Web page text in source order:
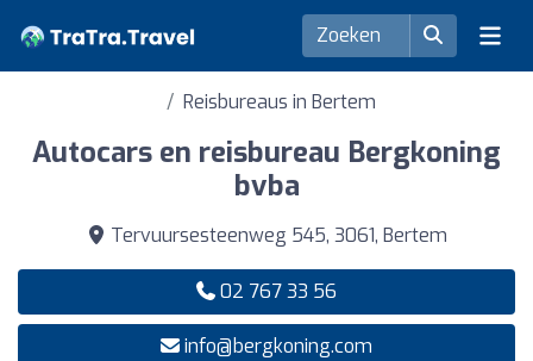
Reisbureaus in Bertem
Autocars en reisbureau Bergkoning
bvba
Tervuursesteenweg 545, 3061, Bertem
02 767 33 56
info@bergkoning.com